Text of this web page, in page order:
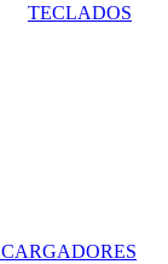
TECLADOS
CARGADORES